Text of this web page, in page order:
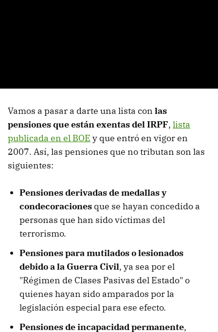
Vamos a pasar a darte una lista con las
pensiones que están exentas del IRPF, lista
publicada en el BOE y que entró en vigor en
2007. Así, las pensiones que no tributan son las
siguientes:
Pensiones derivadas de medallas y
condecoraciones que se hayan concedido a
personas que han sido víctimas del
terrorismo.
Pensiones para mutilados o lesionados
debido a la Guerra Civil, ya sea por el
"Régimen de Clases Pasivas del Estado" o
quienes hayan sido amparados por la
legislación especial para ese efecto.
Pensiones de incapacidad permanente,